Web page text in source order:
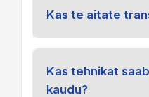
Kas te aitate
Kas tehnikat
kaudu?